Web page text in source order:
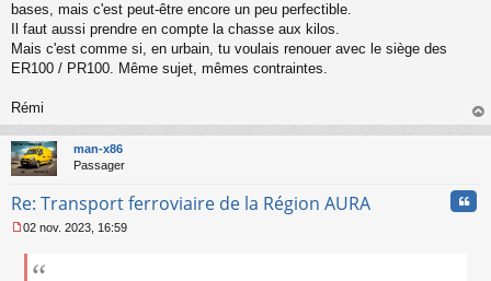
u
bases, mais c'est peut-être encore un peu perfectible.
Il faut aussi prendre en compte la chasse aux kilos.
Mais c'est comme si, en urbain, tu voulais renouer avec le siège des
ER100 / PR100. Même sujet, mêmes contraintes.
Rémi
au
man-x86
Passager
Re: Transport ferroviaire de la Région AURA
e
02 nov. 2023, 16:59